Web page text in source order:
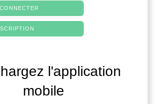
l'application
mobile